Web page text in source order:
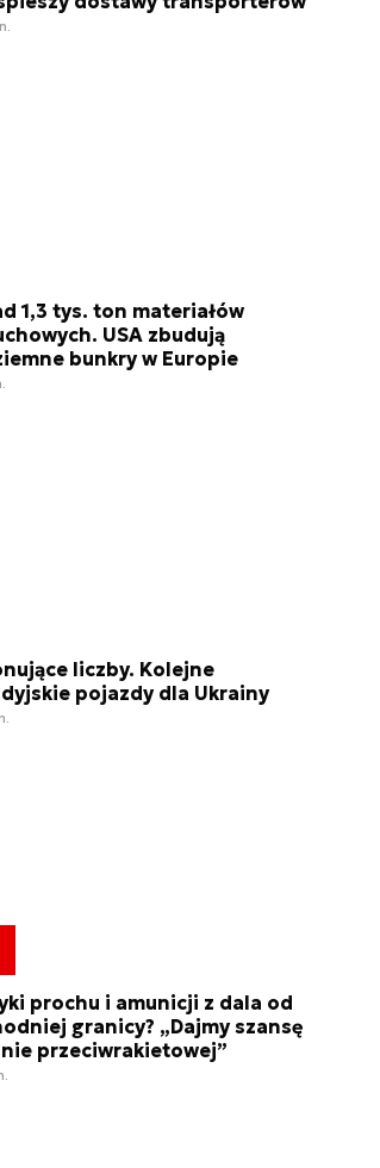
1,3 tys. ton materiałów
USA zbudują
bunkry w Europie
liczby. Kolejne
pojazdy dla Ukrainy
prochu i amunicji z dala od
granicy? „Dajmy szansę
przeciwrakietowej”